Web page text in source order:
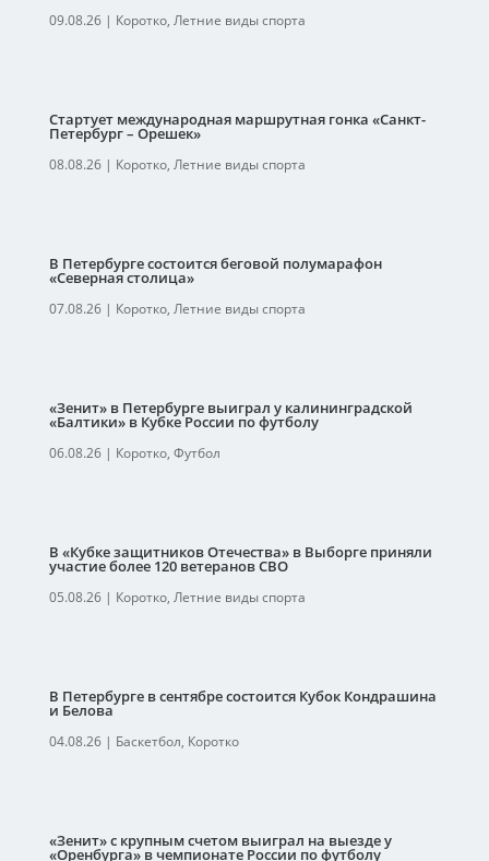
09.08.26| Коротко, Летние виды спорта
Стартует международная маршрутная гонка «Санкт-
Петербург – Орешек»
08.08.26| Коротко, Летние виды спорта
В Петербурге состоится беговой полумарафон
«Северная столица»
07.08.26| Коротко, Летние виды спорта
«Зенит» в Петербурге выиграл у калининградской
«Балтики» в Кубке России по футболу
06.08.26| Коротко, Футбол
В «Кубке защитников Отечества» в Выборге приняли
участие более 120 ветеранов СВО
05.08.26| Коротко, Летние виды спорта
В Петербурге в сентябре состоится Кубок Кондрашина
и Белова
04.08.26| Баскетбол, Коротко
«Зенит» с крупным счетом выиграл на выезде у
«Оренбурга» в чемпионате России по футболу